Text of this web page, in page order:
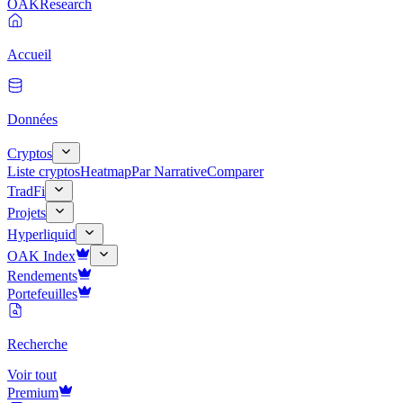
OAK Research
Accueil
Données
Cryptos
Liste cryptosHeatmapPar NarrativeComparer
TradFi
Projets
Hyperliquid
OAK Index
Rendements
Portefeuilles
Recherche
Voir tout
Premium